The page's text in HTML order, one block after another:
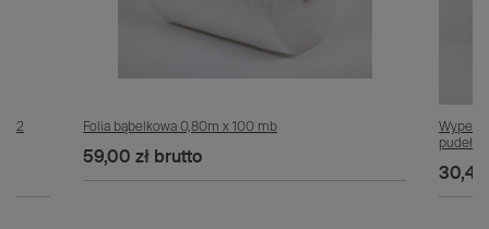
m2 Folia bąbelkowa 0,80m x 100 mb
59,00 złbrutto
30,44